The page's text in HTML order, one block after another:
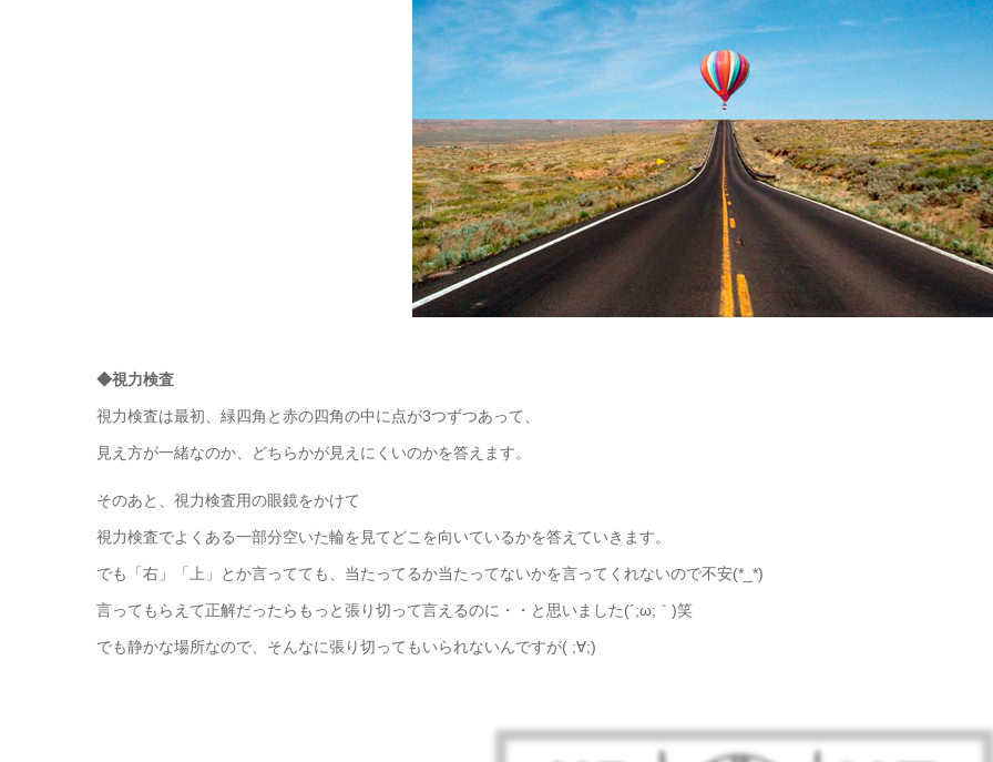
◆視力検査
視力検査は最初、緑四角と赤の四角の中に点が3つずつあって、
見え方が一緒なのか、どちらかが見えにくいのかを答えます。
そのあと、視力検査用の眼鏡をかけて
視力検査でよくある一部分空いた輪を見てどこを向いているかを答えていきます。
でも「右」「上」とか言ってても、当たってるか当たってないかを言ってくれないので不安(*_*)
言ってもらえて正解だったらもっと張り切って言えるのに・・と思いました(´;ω;｀)笑
でも静かな場所なので、そんなに張り切ってもいられないんですが( ;∀;)